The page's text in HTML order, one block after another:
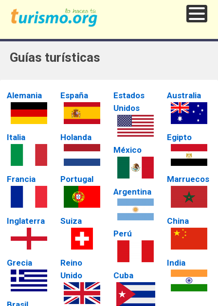
Guías turísticas
Alemania
Italia
Francia
Inglaterra
Grecia
España
Holanda
Portugal
Suiza
Reino
Unido
Estados
Unidos
México
Argentina
Perú
Cuba
Australia
Egipto
Marruecos
China
India